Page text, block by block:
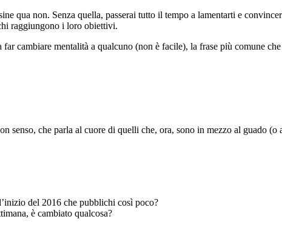
qua non. Senza quella, passerai tutto il tempo a lamentarti e
raggiungono i loro obiettivi.
cambiare mentalità a qualcuno (non è facile), la frase più comune
senso, che parla al cuore di quelli che, ora, sono in mezzo al guado
del 2016 che pubblichi così poco?
è cambiato qualcosa?